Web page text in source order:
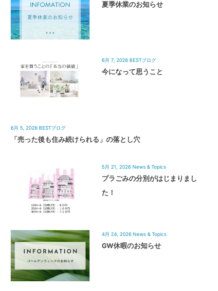
夏季休業のお知らせ
6月 7, 2026 BESTブログ
今になって思うこと
6月 5, 2026 BESTブログ
「売った後も住み続けられる」の落とし穴
5月 21, 2026 News & Topics
プラごみの分別がはじまりまし
た！
4月 24, 2026 News & Topics
GW休暇のお知らせ